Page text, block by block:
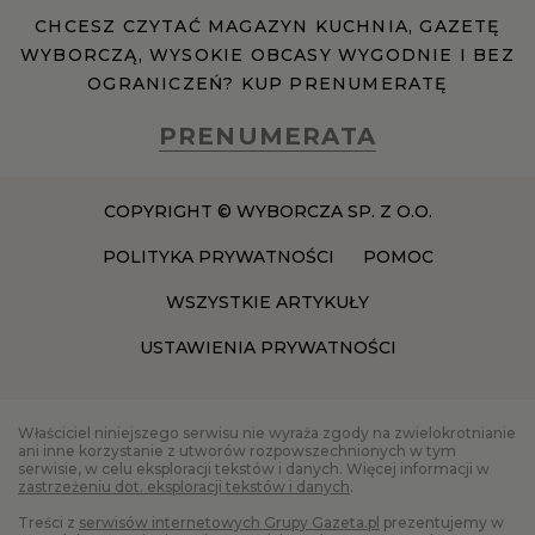
RZESZÓW
SOSNOWIEC
SZCZECIN
TRÓJMIASTO
WAŁBRZYCH
WARSZAWA
CHCESZ CZYTAĆ MAGAZYN KUCHNIA, GAZETĘ
WYBORCZĄ, WYSOKIE OBCASY WYGODNIE I BEZ
OGRANICZEŃ? KUP PRENUMERATĘ
PRENUMERATA
COPYRIGHT © WYBORCZA SP. Z O.O.
POLITYKA PRYWATNOŚCI POMOC
WSZYSTKIE ARTYKUŁY
USTAWIENIA PRYWATNOŚCI
Właściciel niniejszego serwisu nie wyraża zgody na zwielokrotnianie
ani inne korzystanie z utworów rozpowszechnionych w tym
serwisie, w celu eksploracji tekstów i danych. Więcej informacji w
zastrzeżeniu dot. eksploracji tekstów i danych.
Treści z serwisów internetowych Grupy Gazeta.pl prezentujemy w